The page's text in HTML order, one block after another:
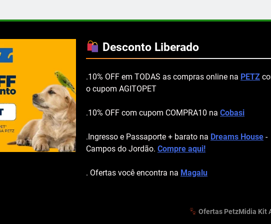
Desconto Liberado
.10% OFF em TODAS as compras online na PETZ
o cupom AGITOPET
.10% OFF com cupom COMPRA10 na Cobasi
.Ingresso e Passaporte + barato na Dreams House -
Campos do Jordão. Compre aqui!
. Ofertas você encontra na Magalu
Ofertas PetzMidia Kit